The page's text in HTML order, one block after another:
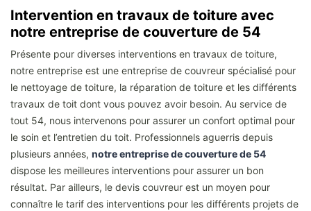
Intervention en travaux de toiture avec
notre entreprise de couverture de 54
Présente pour diverses interventions en travaux de toiture,
notre entreprise est une entreprise de couvreur spécialisé pour
le nettoyage de toiture, la réparation de toiture et les différents
travaux de toit dont vous pouvez avoir besoin. Au service de
tout 54, nous intervenons pour assurer un confort optimal pour
le soin et l’entretien du toit. Professionnels aguerris depuis
plusieurs années, notre entreprise de couverture de 54
dispose les meilleures interventions pour assurer un bon
résultat. Par ailleurs, le devis couvreur est un moyen pour
connaître le tarif des interventions pour les différents projets de